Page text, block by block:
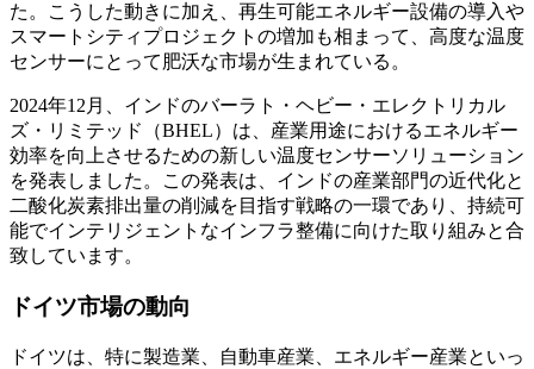
た。こうした動きに加え、再生可能エネルギー設備の導入や
スマートシティプロジェクトの増加も相まって、高度な温度
センサーにとって肥沃な市場が生まれている。
2024年12月、インドのバーラト・ヘビー・エレクトリカル
ズ・リミテッド（BHEL）は、産業用途におけるエネルギー
効率を向上させるための新しい温度センサーソリューション
を発表しました。この発表は、インドの産業部門の近代化と
二酸化炭素排出量の削減を目指す戦略の一環であり、持続可
能でインテリジェントなインフラ整備に向けた取り組みと合
致しています。
ドイツ市場の動向
ドイツは、特に製造業、自動車産業、エネルギー産業といっ